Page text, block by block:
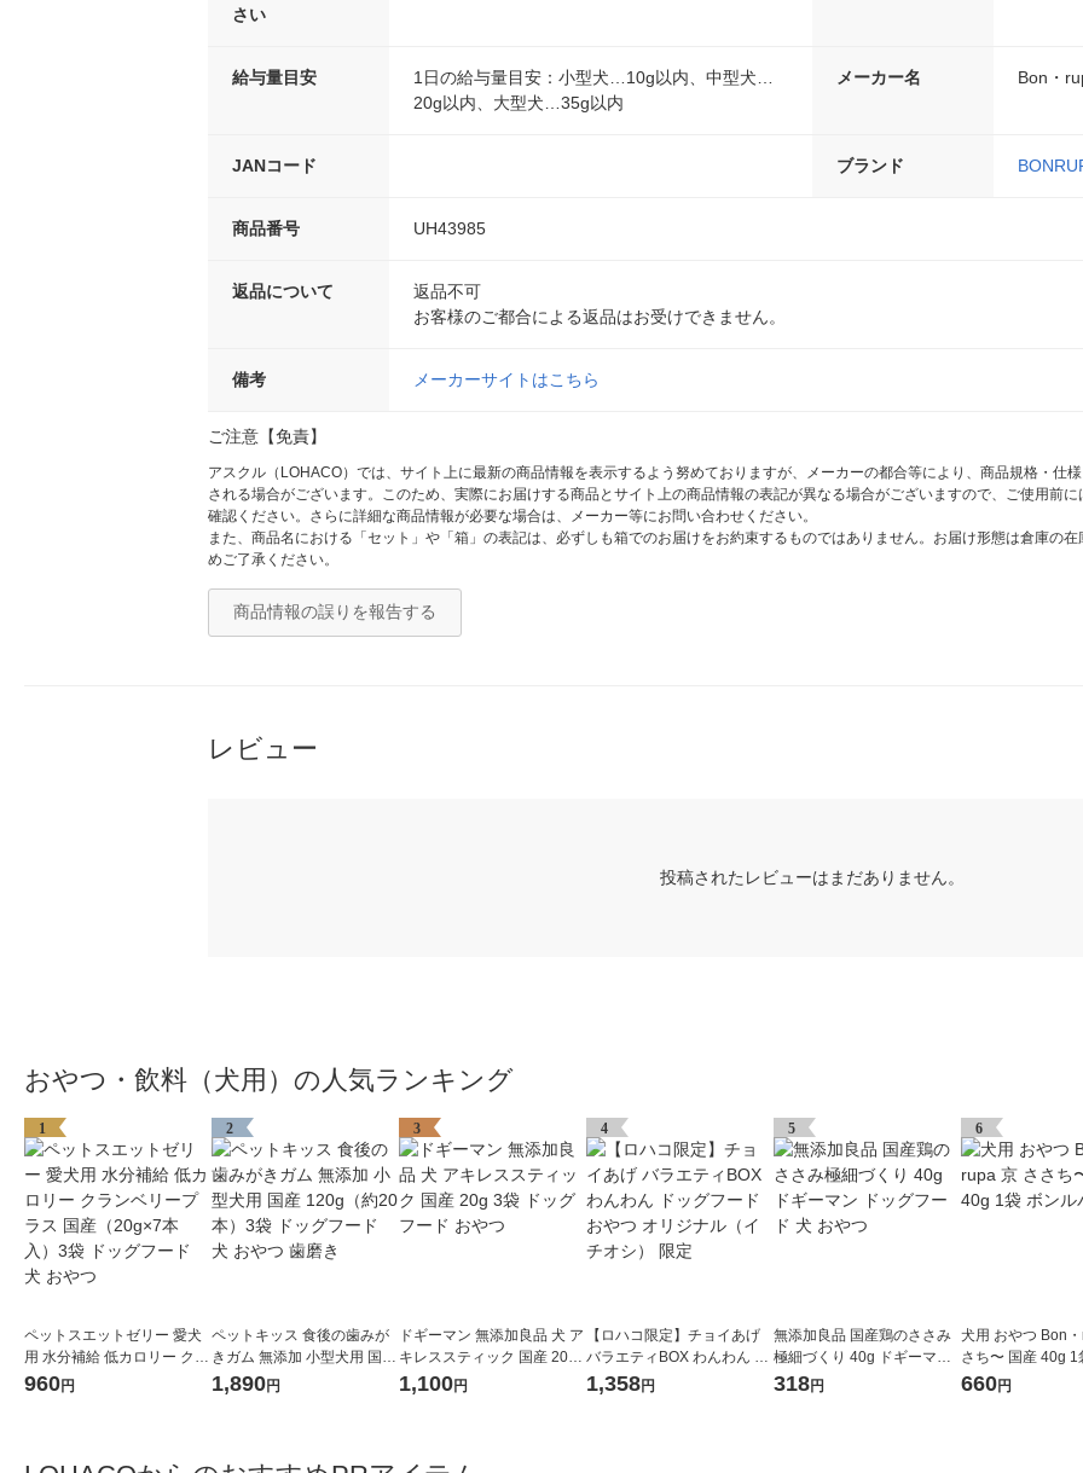
さい
給与量目安
1日の給与量目安：小型犬…10g以内、中型犬…
20g以内、大型犬…35g以内
メーカー名 Bon・
JANコード ブランド
商品番号 UH43985
返品について
返品不可
お客様のご都合による返品はお受けできません。
備考 メーカーサイトはこちら
ご注意【免責】
アスクル（LOHACO）では、サイト上に最新の商品情報を表示するよう努めておりますが、メーカーの都合等により、商品規格・仕
される場合がございます。このため、実際にお届けする商品とサイト上の商品情報の表記が異なる場合がございますので、ご使用前
確認ください。さらに詳細な商品情報が必要な場合は、メーカー等にお問い合わせください。
また、商品名における「セット」や「箱」の表記は、必ずしも箱でのお届けをお約束するものではありません。お届け形態は倉庫の
めご了承ください。
商品情報の誤りを報告する
レビュー
投稿されたレビューはまだありません。
おやつ・飲料（犬用）の人気ランキング
1
ペットスエットゼリー 愛犬
用 水分補給 低カロリー クラ
ンベリープラス 国産（20g×
960円
2
ペットキッス 食後の歯みが
きガム 無添加 小型犬用 国産
120g（約20本）3袋 ドッグ
フード 犬 おやつ 歯磨き
1,890円
3
ドギーマン 無添加良品 犬 ア
キレススティック 国産 20g
3袋 ドッグフード おやつ
1,100円
4
【ロハコ限定】チョイあげ
バラエティBOX わんわん ド
ッグフード おやつ オリジナ
ル（イチオシ） 限定
1,358円
5
無添加良品 国産鶏のささみ
極細づくり 40g ドギーマン
ドッグフード 犬 おやつ
318円
6
犬用 おやつ Bon
さち〜 国産 40g 1
パ
660円